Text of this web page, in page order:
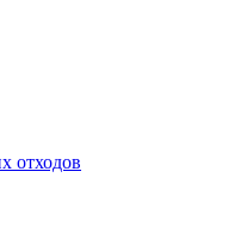
отходов